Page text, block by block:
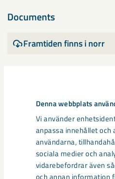
Denna webbplats
Vi använder
anpassa innehållet och
användarna,
sociala medier och
vidarebefordrar även
Documents
Framtiden finns i norr
Taggar